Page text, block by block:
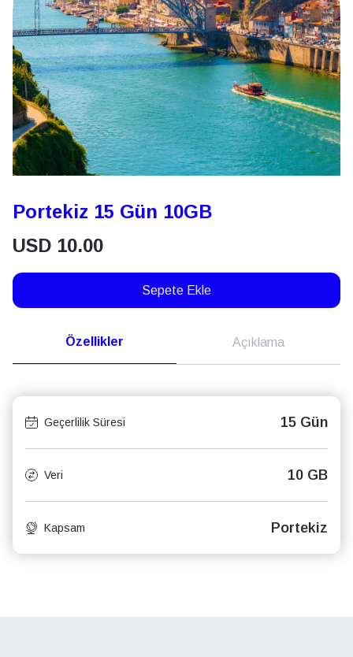
Portekiz 15 Gün 10GB
USD 10.00
Sepete Ekle
Özellikler Açıklama
Geçerlilik Süresi 15 Gün
Veri 10 GB
Kapsam Portekiz